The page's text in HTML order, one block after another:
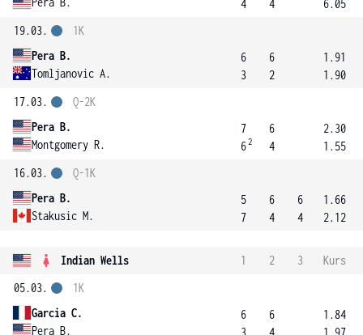
4
4
6.05
19.03.
Pera B.
Tomljanovic A.
1K
6
3
6
2
1.91
1.90
17.03.
Pera B.
Montgomery R.
Q-2K
7
62
6
4
2.30
1.55
16.03.
Pera B.
Stakusic M.
Q-1K
5
7
6
4
6
4
1.66
2.12
Indian Wells 1 2 3
Kurs
05.03.
Garcia C.
Pera B.
1K
6
3
6
4
1.84
1.97